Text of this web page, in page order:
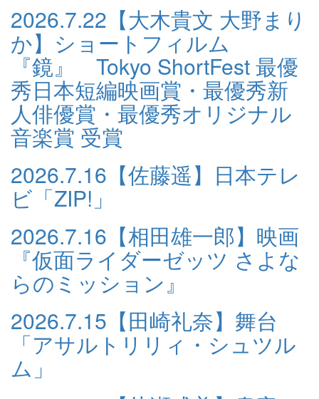
2026.7.22 【大木貴文 大野まり
か】ショートフィルム
『鏡』 Tokyo ShortFest 最優
秀日本短編映画賞・最優秀新
人俳優賞・最優秀オリジナル
音楽賞 受賞
2026.7.16 【佐藤遥】日本テレ
ビ「ZIP!」
2026.7.16 【相田雄一郎】映画
『仮面ライダーゼッツ さよな
らのミッション』
2026.7.15 【田崎礼奈】舞台
「アサルトリリィ・シュツル
ム」